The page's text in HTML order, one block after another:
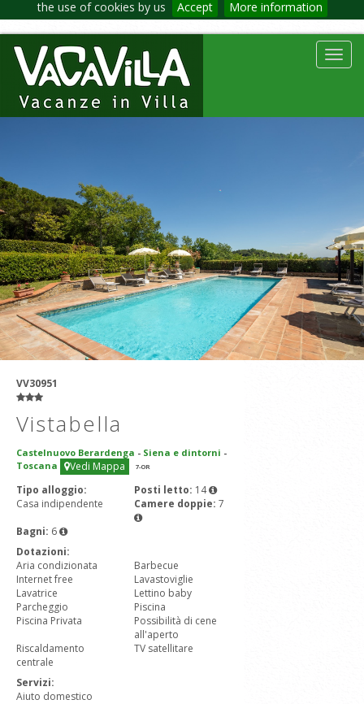
the use of cookies by us Accept More information
VV30951
Vistabella
Castelnuovo Berardenga - Siena e dintorni -
Toscana
Vedi Mappa 7-OR
Tipo alloggio:
Casa indipendente
Posti letto: 14
Camere doppie: 7
Bagni: 6
Dotazioni:
Aria condizionata
Barbecue
Internet free
Lavastoviglie
Lavatrice
Lettino baby
Parcheggio
Piscina
Piscina Privata
Possibilità di cene
all'aperto
Riscaldamento
centrale
TV satellitare
Servizi:
Aiuto domestico